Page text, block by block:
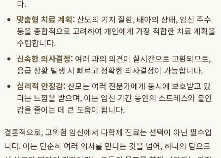
다.
맞춤형 치료 계획: 산모의 기저 질환, 태아의 상태, 임신 주수
등을 종합적으로 고려하여 개인에게 가장 적합한 치료 계획을
수립합니다.
신속한 의사결정: 여러 과의 의견이 실시간으로 교환되므로,
응급 상황 발생 시 빠르고 정확한 의사결정이 가능합니다.
심리적 안정감: 산모는 여러 전문가에게 동시에 보호받고 있
다는 느낌을 받으며, 이는 임신 기간 동안의 스트레스와 불안
감을 줄이는 데 큰 도움이 됩니다.
결론적으로, 고위험 임신에서 다학제 진료는 선택이 아닌 필수입
니다. 이는 단순히 여러 의사를 만나는 것을 넘어, 하나의 팀으로